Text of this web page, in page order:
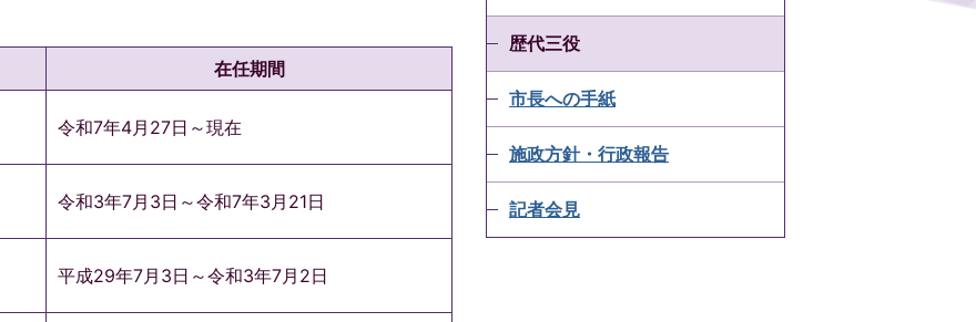
在任期間
令和7年4月27日～現在
令和3年7月3日～令和7年3月21日
平成29年7月3日～令和3年7月2日
歴代三役
市長への手紙
施政方針・行政報告
記者会見